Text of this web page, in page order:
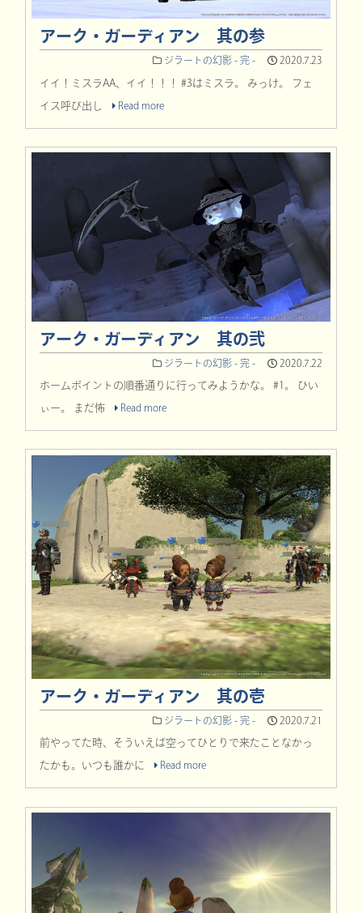
アーク・ガーディアン 其の参
ジラートの幻影 - 完 - 2020.7.23
イイ！ミスラAA、イイ！！！ #3はミスラ。 みっけ。 フェ
イス呼び出し Read more
アーク・ガーディアン 其の弐
ジラートの幻影 - 完 - 2020.7.22
ホームポイントの順番通りに行ってみようかな。 #1。 ひい
ぃー。 まだ怖 Read more
アーク・ガーディアン 其の壱
ジラートの幻影 - 完 - 2020.7.21
前やってた時、そういえば空ってひとりで来たことなかっ
たかも。いつも誰かに Read more